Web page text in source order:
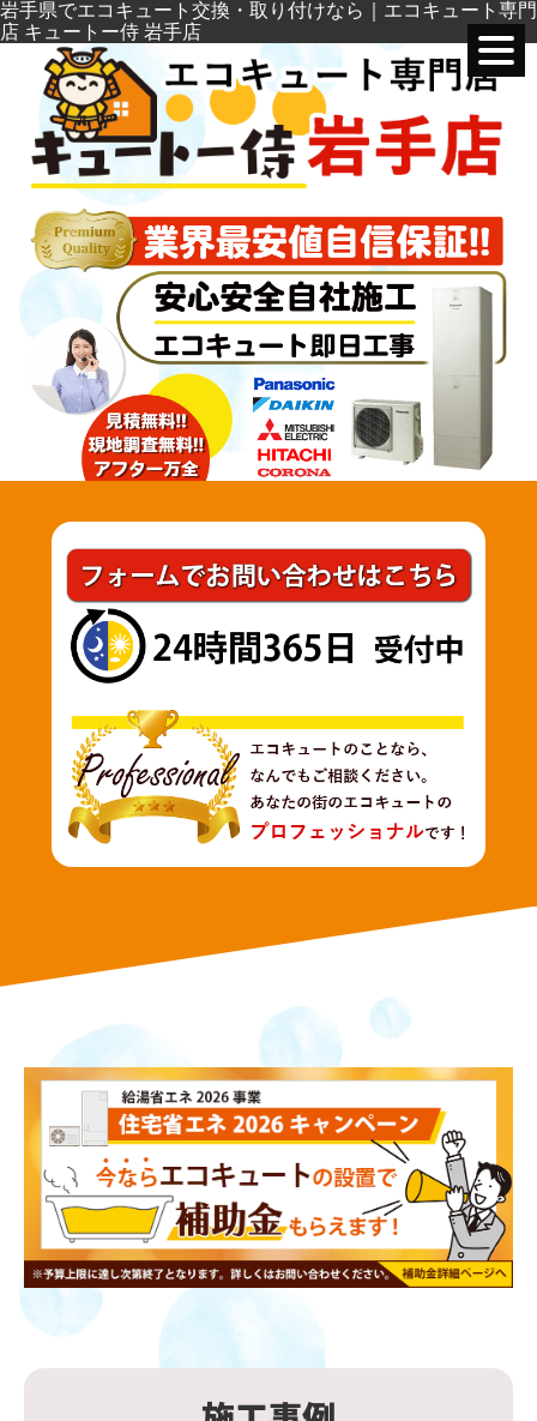
岩手県でエコキュート交換・取り付けなら｜エコキュート専門
店 キュートー侍 岩手店